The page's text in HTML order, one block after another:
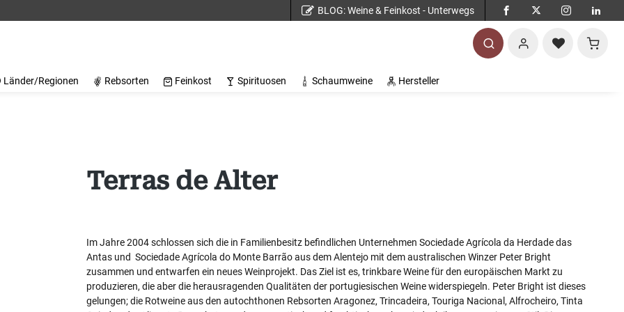
BLOG: Weine & Feinkost - Unterwegs
Länder/Regionen Rebsorten Feinkost Spirituosen Schaumweine Hersteller
Terras de Alter
Im Jahre 2004 schlossen sich die in Familienbesitz befindlichen Unternehmen Sociedade Agrícola da Herdade das
Antas und Sociedade Agrícola do Monte Barrão aus dem Alentejo mit dem australischen Winzer Peter Bright
zusammen und entwarfen ein neues Weinprojekt. Das Ziel ist es, trinkbare Weine für den europäischen Markt zu
produzieren, die aber die herausragenden Qualitäten der portugiesischen Weine widerspiegeln. Peter Bright ist dieses
gelungen; die Rotweine aus den autochthonen Rebsorten Aragonez, Trincadeira, Touriga Nacional, Alfrocheiro, Tinta